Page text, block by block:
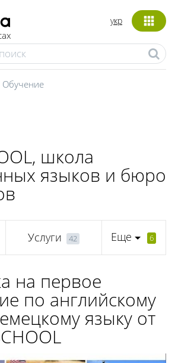
укр
Обучение
школа
языков и бюро
Услуги 42 Еще 6
на первое
по английскому
языку от